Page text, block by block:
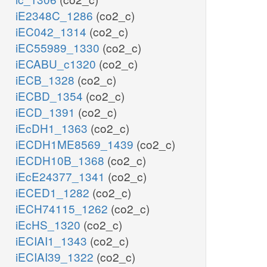
PPA2
ppi_c
h_c
iE2348C_1286 (co2_c)
iEC042_1314 (co2_c)
iEC55989_1330 (co2_c)
iECABU_c1320 (co2_c)
iECB_1328 (co2_c)
iECBD_1354 (co2_c)
iECD_1391 (co2_c)
iEcDH1_1363 (co2_c)
iECDH1ME8569_1439 (co2_c)
iECDH10B_1368 (co2_c)
iEcE24377_1341 (co2_c)
iECED1_1282 (co2_c)
iECH74115_1262 (co2_c)
iEcHS_1320 (co2_c)
iECIAI1_1343 (co2_c)
iECIAI39_1322 (co2_c)